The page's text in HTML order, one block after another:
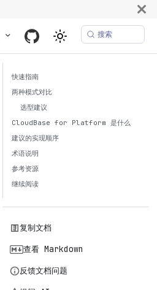
搜索
快速指南
两种模式对比
选型建议
CloudBase for Platform 是什么
建议的实现顺序
术语说明
参考资源
继续阅读
复制文档
查看 Markdown
反馈文档问题